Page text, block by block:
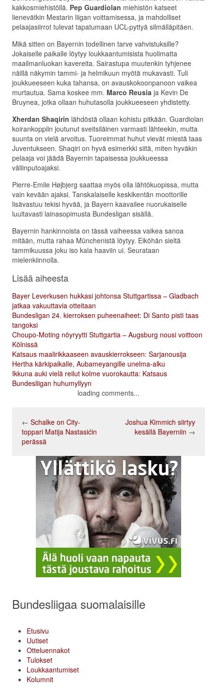
kakkosmiehistöllä. Pep Guardiolan miehistön katseet
lienevätkin Mestarin liigan voittamisessa, ja mahdolliset
pelaajasiirrot tulevat tapatumaan UCL-pyttyä silmälläpitäen.
Mikä sitten on Bayernin todellinen tarve vahvistuksille?
Jokaiselle paikalle löytyy loukkaantumisista huolimatta
maailmanluokan kavereita. Sairastupa muutenkin tyhjenee
näillä näkymin tammi- ja helmikuun myötä mukavasti. Tuli
joukkueeseen kuka tahansa, on avauskokoonpanoon vaikea
murtautua. Sama koskee mm. Marco Reusia ja Kevin De
Bruynea, jotka ollaan huhutasolla joukkueeseen yhdistetty.
Xherdan Shaqirin lähdöstä ollaan kohistu pitkään. Guardiolan
koirankoppiin joutunut sveitsiläinen varmasti lähteekin, mutta
suunta on vielä arvoitus. Tuoreimmat huhut vievät miestä taas
Juventukseen. Shaqiri on hyvä esimerkki siitä, miten hyväkin
pelaaja voi jäädä Bayernin tapaisessa joukkueessa
väliinputoajaksi.
Pierre-Emile Højbjerg saattaa myös olla lähtökuopissa, mutta
vain kevään ajaksi. Tanskalaiselle keskikentän moottorille
lisävastuu tekisi hyvää, ja Bayern kaavailee nuorukaiselle
luultavasti lainasopimusta Bundesligan sisällä.
Bayernin hankinnoista on tässä vaiheessa vaikea sanoa
mitään, mutta rahaa Münchenistä löytyy. Eiköhän sieltä
tammikuussa joku iso kala haaviin ui. Seurataan
mielenkiinnolla.
Lisää aiheesta
Bayer Leverkusen hukkasi johtonsa Stuttgartissa – Gladbach
jatkaa vakuuttavia otteitaan
Bundesligan 24. kierroksen puheenaiheet: Di Santo pisti taas
tangoksi
Choupo-Moting nöyryytti Stuttgartia – Augsburg nousi voittoon
Kölnissä
Katsaus maalirikkaaseen avauskierrokseen: Sarjanousija
Hertha kärkipaikalle, Aubameyangille unelma-alku
Ikkuna auki vielä reilut kolme vuorokautta: Katsaus
Bundesliigan huhumyllyyn
loading comments...
← Schalke on City-
toppari Matija Nastasićin
perässä
Joshua Kimmich siirtyy
kesällä Bayerniin →
Bundesliigaa suomalaisille
Etusivu
Uutiset
Otteluennakot
Tulokset
Loukkaantumiset
Kolumnit